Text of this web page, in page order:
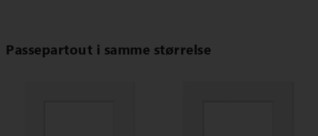
Passepartout i samme størrelse